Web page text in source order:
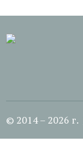
© 2014 – 2026 г.